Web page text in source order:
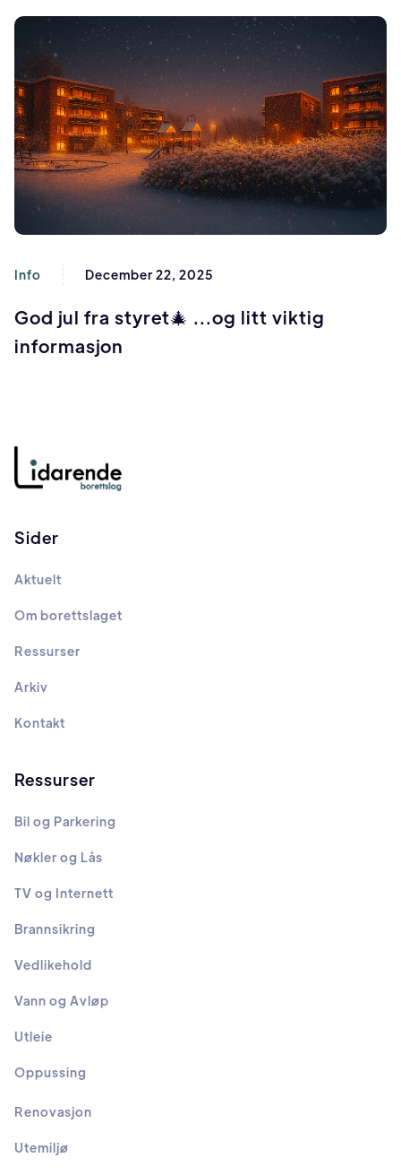
Info December 22, 2025
God jul fra styret🎄 ...og litt viktig
informasjon
Sider
Aktuelt
Om borettslaget
Ressurser
Arkiv
Kontakt
Ressurser
Bil og Parkering
Nøkler og Lås
TV og Internett
Brannsikring
Vedlikehold
Vann og Avløp
Utleie
Oppussing
Renovasjon
Utemiljø